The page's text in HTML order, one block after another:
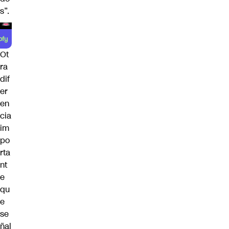
s”.
Ot
ra
dif
er
en
cia
im
po
rta
nt
e
qu
e
se
ñal